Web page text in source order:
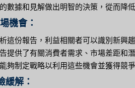
數據和見解做出明智的決策，從而降
機會：
這份報告，利益相關者可以識別新興
提供了有關消費者需求、市場差距和
夠制定戰略以利用這些機會並獲得競
緩解：